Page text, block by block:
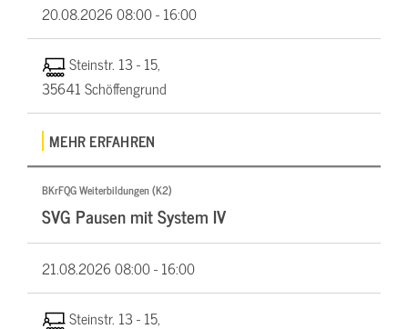
20.08.202608:00 - 16:00
Steinstr. 13 - 15,
35641 Schöffengrund
MEHR ERFAHREN
BKrFQG Weiterbildungen (K2)
SVG Pausen mit System IV
21.08.202608:00 - 16:00
Steinstr. 13 - 15,